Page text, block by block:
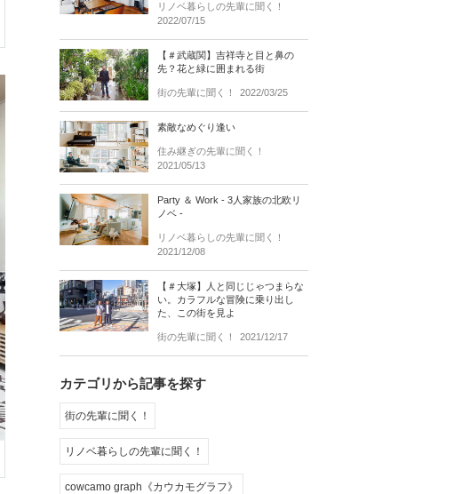
リノベ暮らしの先輩に聞く！
2022/07/15
【＃武蔵関】吉祥寺と目と鼻の
先？花と緑に囲まれる街
街の先輩に聞く！ 2022/03/25
素敵なめぐり逢い
住み継ぎの先輩に聞く！
2021/05/13
Party ＆ Work - 3人家族の北欧リ
ノベ -
リノベ暮らしの先輩に聞く！
2021/12/08
【＃大塚】人と同じじゃつまらな
い。カラフルな冒険に乗り出し
た、この街を見よ
街の先輩に聞く！ 2021/12/17
カテゴリから記事を探す
街の先輩に聞く！
リノベ暮らしの先輩に聞く！
cowcamo graph《カウカモグラフ》